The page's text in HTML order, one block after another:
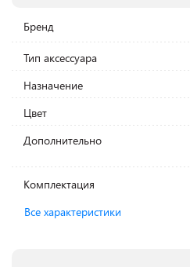
Бренд
Тип аксессуара
Назначение
Цвет
Дополнительно
Комплектация
Все характеристики